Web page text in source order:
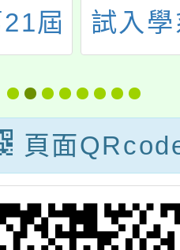
屆
學
試入
頁面